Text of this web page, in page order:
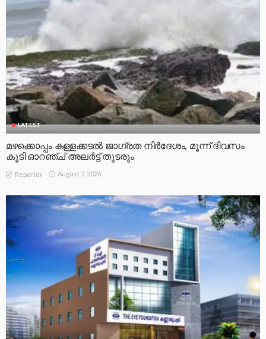
LATEST
മഴക്കൊപ്പം കള്ളക്കടൽ ജാഗ്രത നിർദേശം, മൂന്ന് ദിവസം
കൂടി ഓറഞ്ച് അലർട്ട് തുടരും
Reporter August 5, 2026